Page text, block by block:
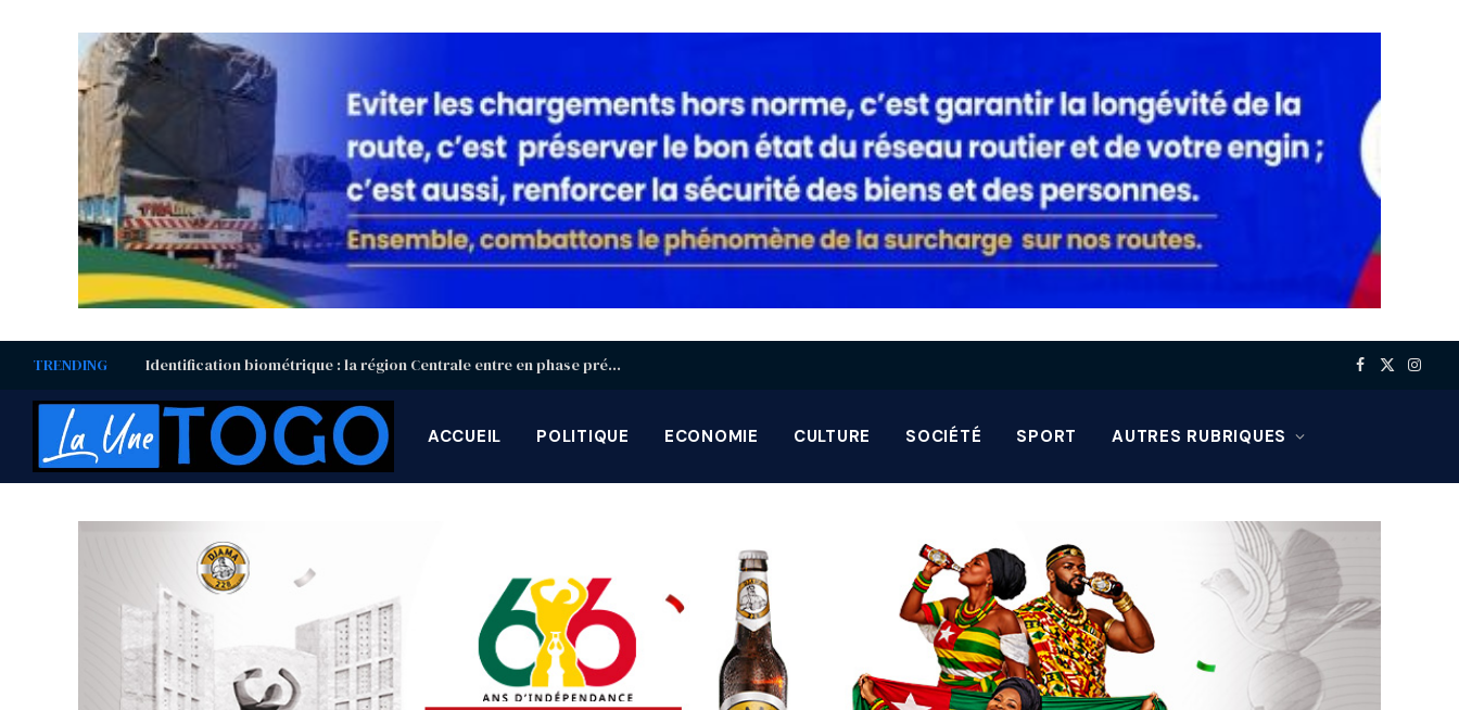
TRENDING Identification biométrique : la région Centrale entre en phase préparatoire avant la grande campagne d’août-septembre Facebook
X
ACCUEIL POLITIQUE ECONOMIE CULTURE SOCIÉTÉ SPORT AUTRES RUBRIQUES